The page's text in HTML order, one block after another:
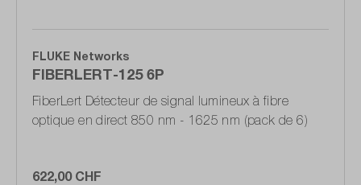
FLUKE Networks
FIBERLERT-125 6P
FiberLert Détecteur de signal lumineux à fibre
optique en direct 850 nm - 1625 nm (pack de 6)
622,00 CHF